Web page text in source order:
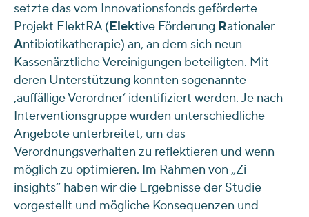
setzte das vom Innovationsfonds geförderte
Projekt ElektRA (Elektive Förderung Rationaler
Antibiotikatherapie) an, an dem sich neun
Kassenärztliche Vereinigungen beteiligten. Mit
deren Unterstützung konnten sogenannte
‚auffällige Verordner‘ identifiziert werden. Je nach
Interventionsgruppe wurden unterschiedliche
Angebote unterbreitet, um das
Verordnungsverhalten zu reflektieren und wenn
möglich zu optimieren. Im Rahmen von „Zi
insights“ haben wir die Ergebnisse der Studie
vorgestellt und mögliche Konsequenzen und